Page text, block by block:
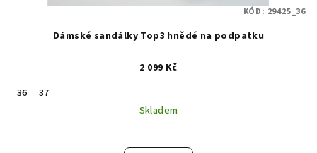
Dámské sandálky Top3 hnědé na podpatku
2 099 Kč
36
37
Skladem
KÓD: 29425_36